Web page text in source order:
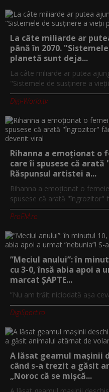
La câte miliarde ar
până în 2070.
planetă sunt deja...
La câte miliarde ar putea
"Sistemele de susținere a
Digi-World.tv
Rihanna a emoționat o
care îi spusese că
Răspunsul artistei a...
Rihanna a emoționat o
spusese că arată "îngrozitor"
ProFM.ro
”Meciul anului”: în
cu 3-0, însă abia apoi a
marcat ȘAPTE...
”Nu am trăit niciodată așa
DigiSport.ro
A lăsat geamul mașinii
când s-a trezit a găsit
„Noroc că se mișcă...